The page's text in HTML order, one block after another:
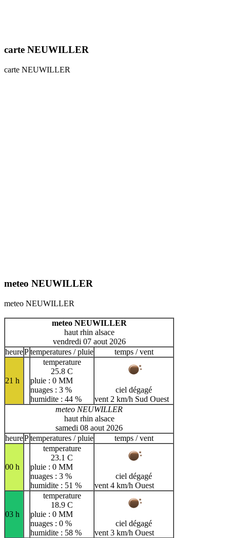
carte NEUWILLER
carte NEUWILLER
meteo NEUWILLER
meteo NEUWILLER
meteo NEUWILLER
haut rhin alsace
vendredi 07 aout 2026
heurePtemperatures / pluie temps / vent
21 h
temperature
25.8 C
pluie : 0 MM
nuages : 3 %
humidite : 44 %
ciel dégagé
vent 2 km/h Sud Ouest
meteo NEUWILLER
haut rhin alsace
samedi 08 aout 2026
heurePtemperatures / pluie temps / vent
00 h
temperature
23.1 C
pluie : 0 MM
nuages : 3 %
humidite : 51 %
ciel dégagé
vent 4 km/h Ouest
03 h
temperature
18.9 C
pluie : 0 MM
nuages : 0 %
humidite : 58 %
ciel dégagé
vent 3 km/h Ouest